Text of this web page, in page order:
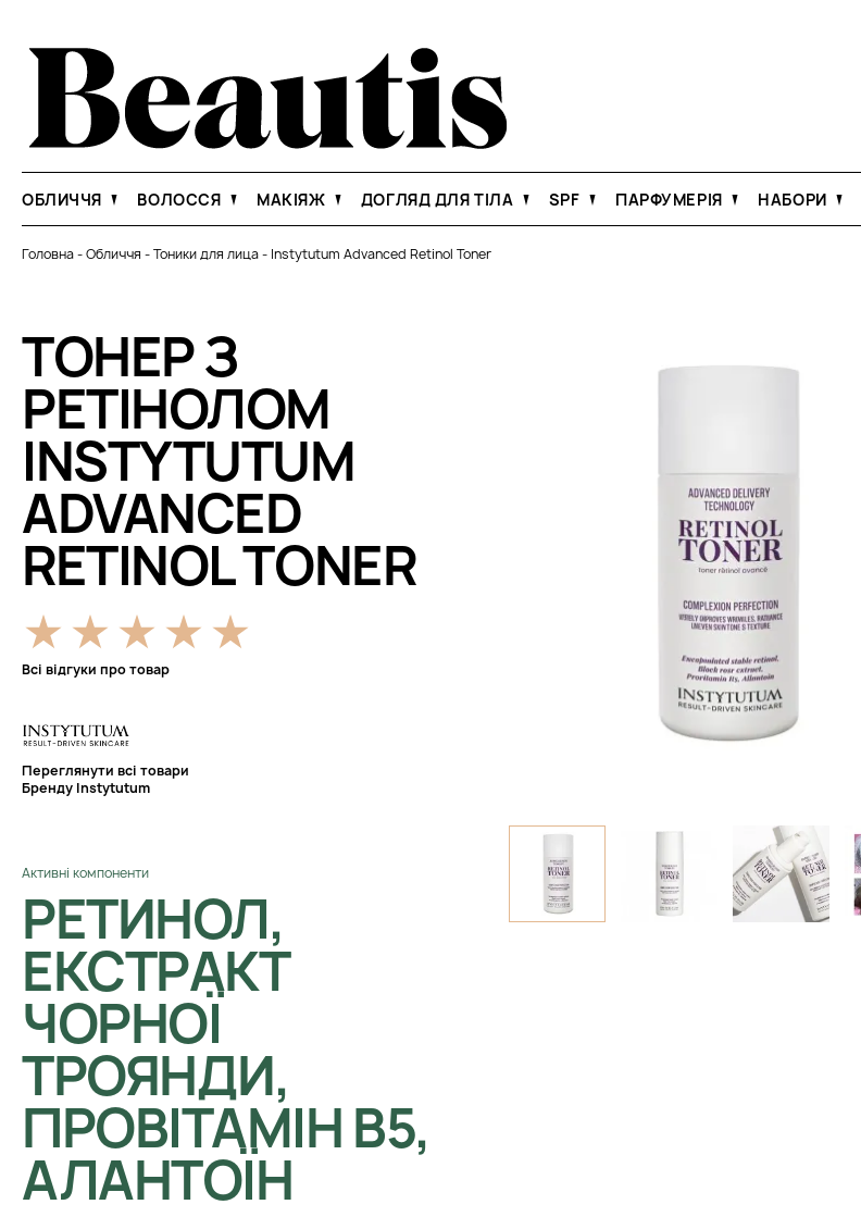
ОБЛИЧЧЯ ВОЛОССЯ МАКІЯЖ ДОГЛЯД ДЛЯ ТІЛА SPF ПАРФУМЕРІЯ НАБОРИ
Головна-Обличчя -Тоники для лица- Instytutum Advanced Retinol Toner
ТОНЕР З
РЕТІНОЛОМ
INSTYTUTUM
ADVANCED
RETINOL TONER
Всі відгуки про товар
Переглянути всі товари
Бренду Instytutum
Активні компоненти
РЕТИНОЛ,
ЕКСТРАКТ
ЧОРНОЇ
ТРОЯНДИ,
ПРОВІТАМІН B5,
АЛАНТОЇН